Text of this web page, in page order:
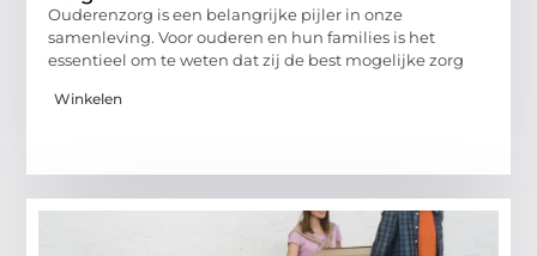
Ouderenzorg is een belangrijke pijler in onze
samenleving. Voor ouderen en hun families is het
essentieel om te weten dat zij de best mogelijke zorg
Winkelen